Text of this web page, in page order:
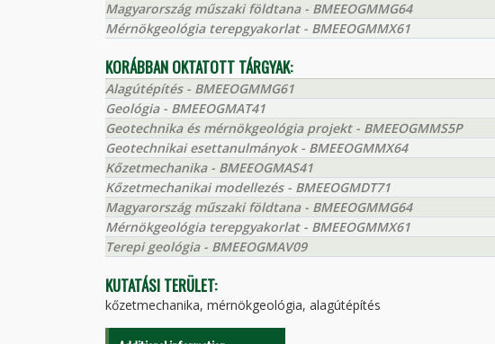
Magyarország műszaki földtana - BMEEOGMMG64
Mérnökgeológia terepgyakorlat - BMEEOGMMX61
KORÁBBAN OKTATOTT TÁRGYAK:
Alagútépítés - BMEEOGMMG61
Geológia - BMEEOGMAT41
Geotechnika és mérnökgeológia projekt - BMEEOGMMS5P
Geotechnikai esettanulmányok - BMEEOGMMX64
Kőzetmechanika - BMEEOGMAS41
Kőzetmechanikai modellezés - BMEEOGMDT71
Magyarország műszaki földtana - BMEEOGMMG64
Mérnökgeológia terepgyakorlat - BMEEOGMMX61
Terepi geológia - BMEEOGMAV09
KUTATÁSI TERÜLET:
kőzetmechanika, mérnökgeológia, alagútépítés